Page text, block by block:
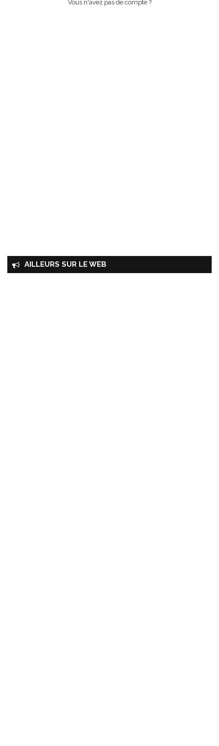
Vous n'avez pas de compte ?
AILLEURS SUR LE WEB